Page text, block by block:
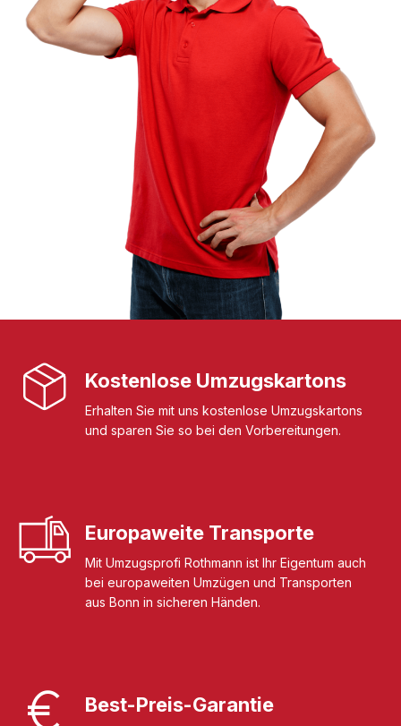
Kostenlose Umzugskartons
Erhalten Sie mit uns kostenlose Umzugskartons
und sparen Sie so bei den Vorbereitungen.
Europaweite Transporte
Mit Umzugsprofi Rothmann ist Ihr Eigentum auch
bei europaweiten Umzügen und Transporten
aus Bonn in sicheren Händen.
Best-Preis-Garantie